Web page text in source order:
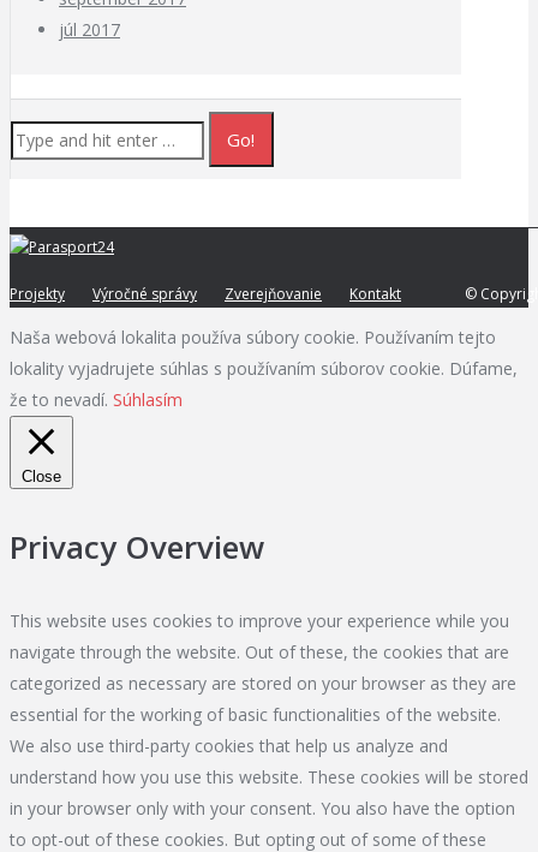
júl 2017
Projekty Výročné správy Zverejňovanie Kontakt ©
Naša webová lokalita používa súbory cookie. Používaním tejto
lokality vyjadrujete súhlas s používaním súborov cookie. Dúfame,
že to nevadí. Súhlasím
Close
Privacy Overview
This website uses cookies to improve your experience while you
navigate through the website. Out of these, the cookies that are
categorized as necessary are stored on your browser as they are
essential for the working of basic functionalities of the website.
We also use third-party cookies that help us analyze and
understand how you use this website. These cookies will be stored
in your browser only with your consent. You also have the option
to opt-out of these cookies. But opting out of some of these